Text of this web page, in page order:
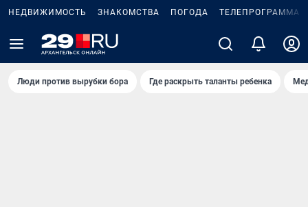
НЕДВИЖИМОСТЬ ЗНАКОМСТВА ПОГОДА ТЕЛЕПРОГРАММА
Люди против вырубки бора Где раскрыть таланты ребенка